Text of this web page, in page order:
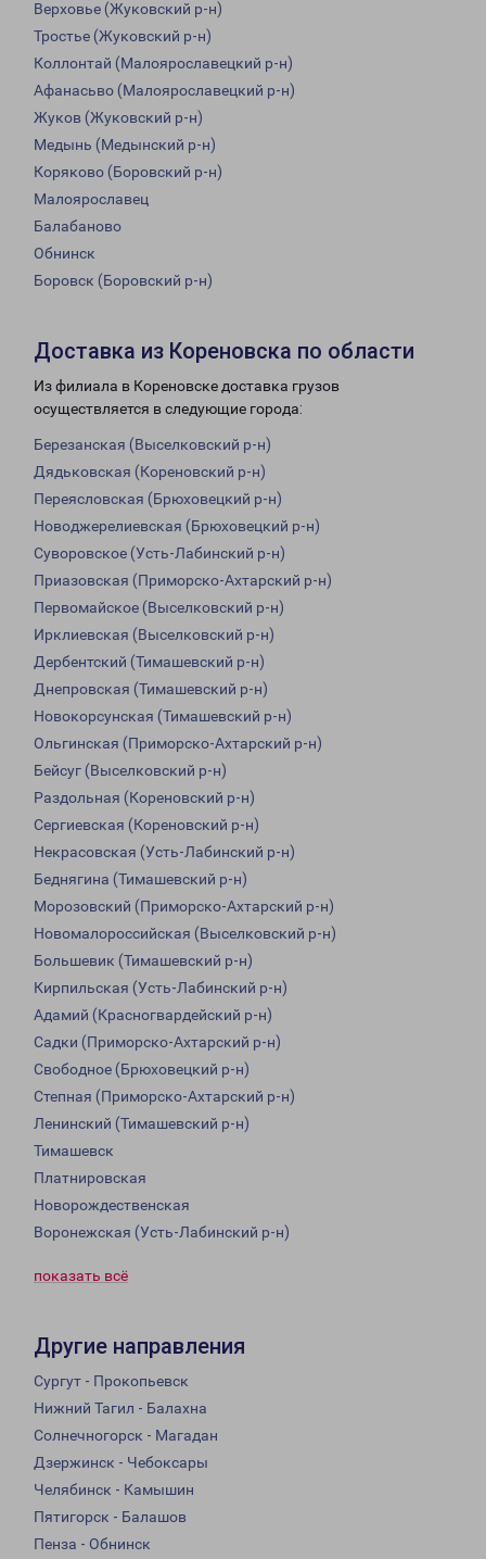
Верховье (Жуковский р-н)
Тростье (Жуковский р-н)
Коллонтай (Малоярославецкий р-н)
Афанасьво (Малоярославецкий р-н)
Жуков (Жуковский р-н)
Медынь (Медынский р-н)
Коряково (Боровский р-н)
Малоярославец
Балабаново
Обнинск
Боровск (Боровский р-н)
Доставка из Кореновска по области
Из филиала в Кореновске доставка грузов
осуществляется в следующие города:
Березанская (Выселковский р-н)
Дядьковская (Кореновский р-н)
Переясловская (Брюховецкий р-н)
Новоджерелиевская (Брюховецкий р-н)
Суворовское (Усть-Лабинский р-н)
Приазовская (Приморско-Ахтарский р-н)
Первомайское (Выселковский р-н)
Ирклиевская (Выселковский р-н)
Дербентский (Тимашевский р-н)
Днепровская (Тимашевский р-н)
Новокорсунская (Тимашевский р-н)
Ольгинская (Приморско-Ахтарский р-н)
Бейсуг (Выселковский р-н)
Раздольная (Кореновский р-н)
Сергиевская (Кореновский р-н)
Некрасовская (Усть-Лабинский р-н)
Беднягина (Тимашевский р-н)
Морозовский (Приморско-Ахтарский р-н)
Новомалороссийская (Выселковский р-н)
Большевик (Тимашевский р-н)
Кирпильская (Усть-Лабинский р-н)
Адамий (Красногвардейский р-н)
Садки (Приморско-Ахтарский р-н)
Свободное (Брюховецкий р-н)
Степная (Приморско-Ахтарский р-н)
Ленинский (Тимашевский р-н)
Тимашевск
Платнировская
Новорождественская
Воронежская (Усть-Лабинский р-н)
показать всё
Другие направления
Сургут - Прокопьевск
Нижний Тагил - Балахна
Солнечногорск - Магадан
Дзержинск - Чебоксары
Челябинск - Камышин
Пятигорск - Балашов
Пенза - Обнинск